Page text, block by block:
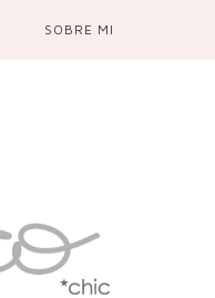
SOBRE MI